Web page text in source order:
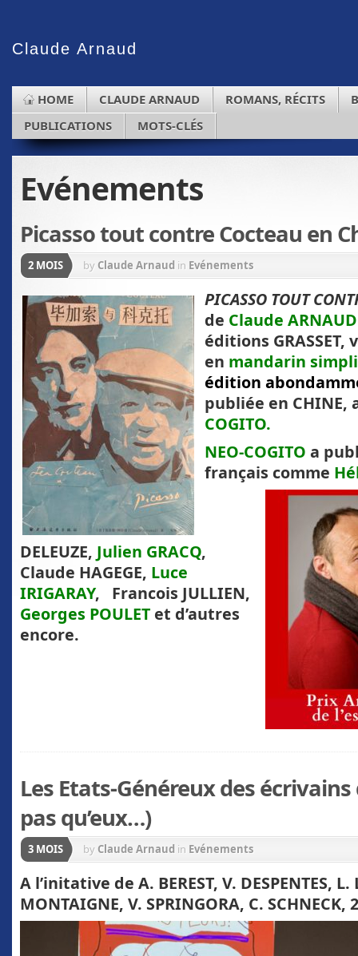
Claude Arnaud
HOME CLAUDE ARNAUD ROMANS, RÉCITS
PUBLICATIONS
MOTS-CLÉS
Evénements
Picasso tout contre Cocteau en
2 MOIS by Claude Arnaud in Evénements
PICASSO TOUT
de Claude ARNAUD
éditions
en mandarin
édition abonda
publiée en
COGITO.
NEO-COGITO a
français comme
DELEUZE, Julien GRACQ,
Claude HAGEGE, Luce
IRIGARAY, Francois JULLIEN,
Georges POULET et d’autres
encore.
Les Etats-Généreux des écrivains
pas qu’eux…)
3 MOIS by Claude Arnaud in Evénements
A l’initative de A. BEREST, V. DESPENTES,
MONTAIGNE, V. SPRINGORA, C. SCHNECK,